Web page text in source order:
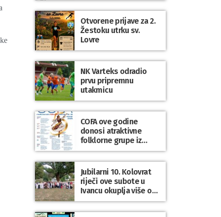
Otvorene prijave za 2.
Žestoku utrku sv.
Lovre
NK Varteks odradio
prvu pripremnu
utakmicu
COFA ove godine
donosi atraktivne
folklorne grupe iz
Poljske, Škotske, Litve
i Uskršnjih otoka
Jubilarni 10. Kolovrat
riječi ove subote u
Ivancu okuplja više od
50 pjesnika